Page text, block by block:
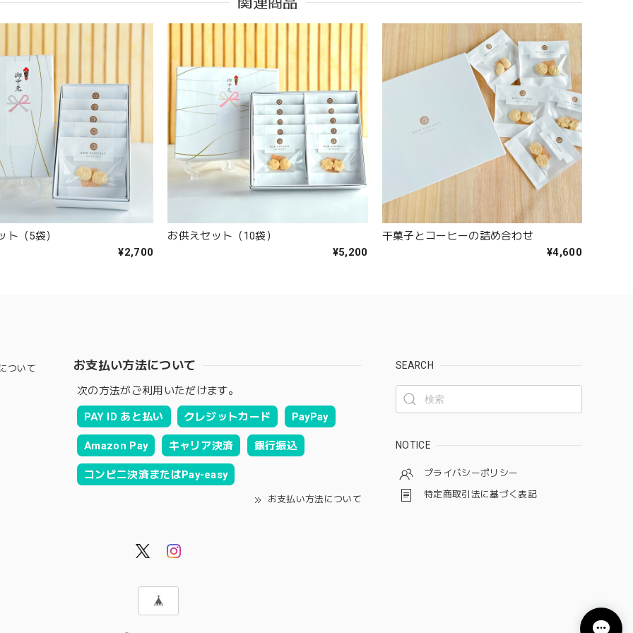
ト（5袋）
¥2,700
お供えセット（10袋）
¥5,200
干菓子とコーヒーの詰め合わせ
¥4,600
ついて お支払い方法について
次の方法がご利用いただけます。
PAY ID あと払い クレジットカード PayPay
Amazon Pay キャリア決済 銀行振込
コンビニ決済またはPay-easy
お支払い方法について
SEARCH
NOTICE
プライバシーポリシー
特定商取引法に基づく表記